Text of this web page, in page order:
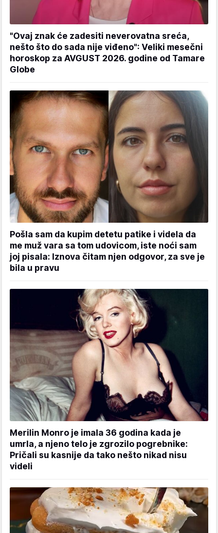
"Ovaj znak će zadesiti neverovatna sreća,
nešto što do sada nije viđeno": Veliki mesečni
horoskop za AVGUST 2026. godine od Tamare
Globe
Pošla sam da kupim detetu patike i videla da
me muž vara sa tom udovicom, iste noći sam
joj pisala: Iznova čitam njen odgovor, za sve je
bila u pravu
Merilin Monro je imala 36 godina kada je
umrla, a njeno telo je zgrozilo pogrebnike:
Pričali su kasnije da tako nešto nikad nisu
videli